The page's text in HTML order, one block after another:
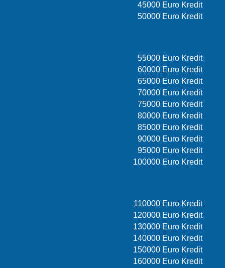
45000 Euro Kredit
50000 Euro Kredit
55000 Euro Kredit
60000 Euro Kredit
65000 Euro Kredit
70000 Euro Kredit
75000 Euro Kredit
80000 Euro Kredit
85000 Euro Kredit
90000 Euro Kredit
95000 Euro Kredit
100000 Euro Kredit
110000 Euro Kredit
120000 Euro Kredit
130000 Euro Kredit
140000 Euro Kredit
150000 Euro Kredit
160000 Euro Kredit